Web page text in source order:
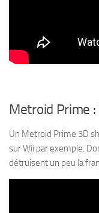
Metroid Prime :
Un Metroid Prime 3D
sur Wii par exemple.
détruisent un peu la